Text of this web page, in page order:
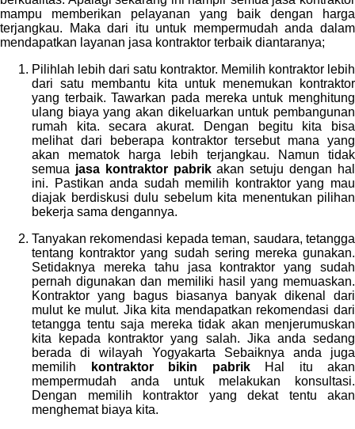
mampu memberikan pelayanan yang baik dengan harga
terjangkau. Maka dari itu untuk mempermudah anda dalam
mendapatkan layanan jasa kontraktor terbaik diantaranya;
Pilihlah lebih dari satu kontraktor. Memilih kontraktor lebih
dari satu membantu kita untuk menemukan kontraktor
yang terbaik. Tawarkan pada mereka untuk menghitung
ulang biaya yang akan dikeluarkan untuk pembangunan
rumah kita. secara akurat. Dengan begitu kita bisa
melihat dari beberapa kontraktor tersebut mana yang
akan mematok harga lebih terjangkau. Namun tidak
semua jasa kontraktor pabrikakan setuju dengan hal
ini. Pastikan anda sudah memilih kontraktor yang mau
diajak berdiskusi dulu sebelum kita menentukan pilihan
bekerja sama dengannya.
Tanyakan rekomendasi kepada teman, saudara, tetangga
tentang kontraktor yang sudah sering mereka gunakan.
Setidaknya mereka tahu jasa kontraktor yang sudah
pernah digunakan dan memiliki hasil yang memuaskan.
Kontraktor yang bagus biasanya banyak dikenal dari
mulut ke mulut. Jika kita mendapatkan rekomendasi dari
tetangga tentu saja mereka tidak akan menjerumuskan
kita kepada kontraktor yang salah. Jika anda sedang
berada di wilayah Yogyakarta Sebaiknya anda juga
memilih
kontraktor bikin pabrikHal itu akan
mempermudah anda untuk melakukan konsultasi.
Dengan memilih kontraktor yang dekat tentu akan
menghemat biaya kita.